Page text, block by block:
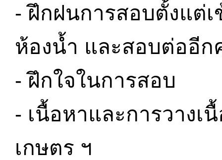
- ฝึกฝนการสอบตั้งแต่
ห้องน้ำ และสอบต่ออีก
- ฝึกใจในการสอบ
- เนื้อหาและการวาง
เกษตร ฯ